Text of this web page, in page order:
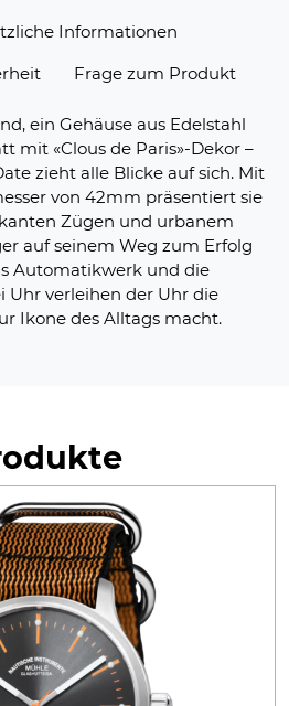
Informationen
Frage zum Produkt
ein Gehäuse aus Edelstahl
mit «Clous de Paris»-Dekor –
zieht alle Blicke auf sich. Mit
von 42mm präsentiert sie
Zügen und urbanem
auf seinem Weg zum Erfolg
Automatikwerk und die
Uhr verleihen der Uhr die
Ikone des Alltags macht.